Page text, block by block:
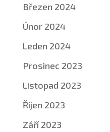
Březen 2024
Únor 2024
Leden 2024
Prosinec 2023
Listopad 2023
Říjen 2023
Září 2023